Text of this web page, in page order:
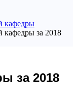
кафедры
кафедры за 2018
за 2018